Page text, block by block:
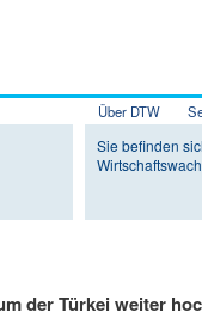
Zum Inhalt
Zum
Über DTW
Sie befinden
der Türkei weiter